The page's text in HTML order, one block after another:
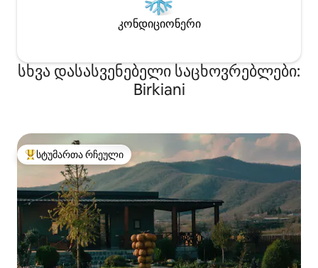
კონდიციონერი
სხვა დასასვენებელი საცხოვრებლები:
Birkiani
სტუმართა რჩეული მოწინავე ვარიანტი
სტუმართა რჩეული